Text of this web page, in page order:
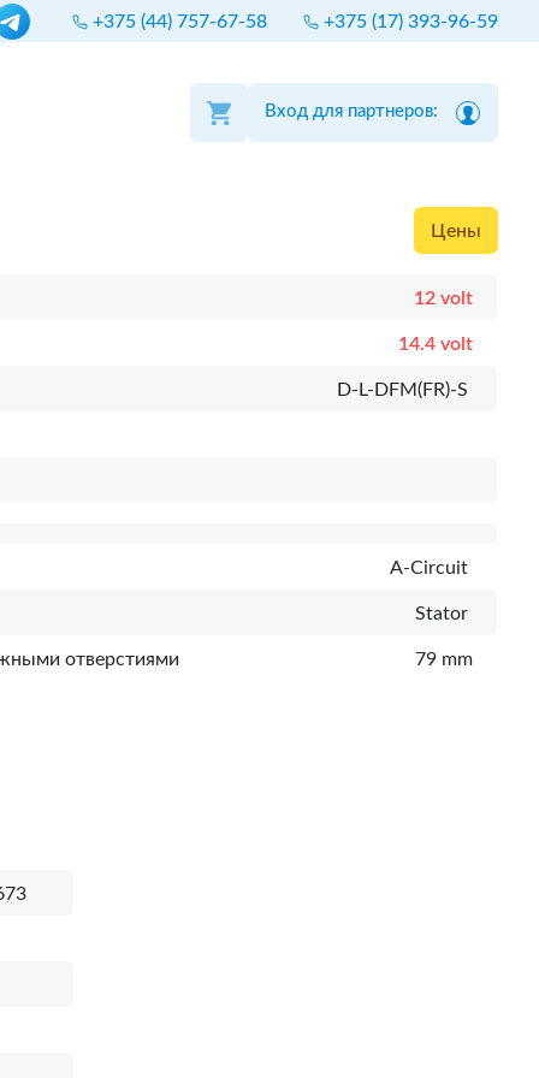
+375 (44) 757-67-58 +375 (17) 393-96-59
Вход для партнеров:
Цены
12 volt
14.4 volt
D-L-DFM(FR)-S
A-Circuit
Stator
отверстиями 79 mm